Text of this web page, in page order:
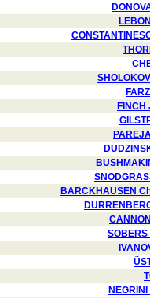
BARCKHAUSEN